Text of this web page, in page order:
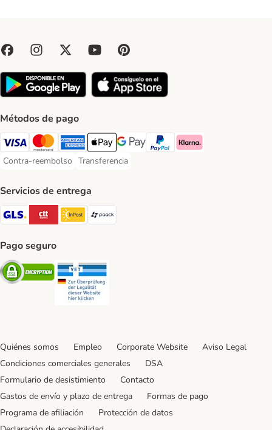
Métodos de pago
Visa Payment Method
Mastercard Payment Method
American Express Payment Method
Apple Pay Payment Method
Google Pay Payment Method
PayPal Payment Method
Klarna Payment Method
Contra-reembolso
Contra-reembolso Payment Method
Transferencia
Transferencia Payment Method
Servicios de entrega
GLS Shipping Method
CTTExpress Shipping Method
InPost Shipping Method
paack Shipping Method
Pago seguro
Security
Quiénes somos Empleo Corporate Website
Aviso Legal
Condiciones comerciales generales
DSA
Formulario de desistimiento
Contacto
Gastos de envío y plazo de entrega
Formas de pago
Programa de afiliación
Protección de datos